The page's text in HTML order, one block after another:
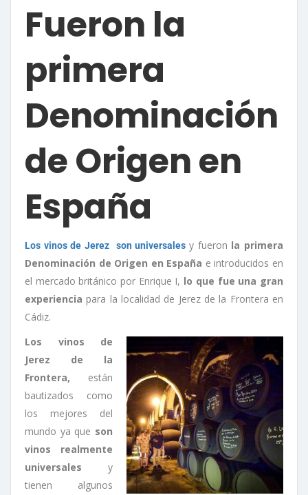
Fueron la
primera
Denominación
de Origen en
España
Los vinos de Jerez son universales y fueron la primera
Denominación de Origen en España e introducidos en
el mercado británico por Enrique I, lo que fue una gran
experiencia para la localidad de Jerez de la Frontera en
Cádiz.
Los vinos de
Jerez de la
Frontera, están
bautizados como
los mejores del
mundo ya que son
vinos realmente
universales y
tienen algunos